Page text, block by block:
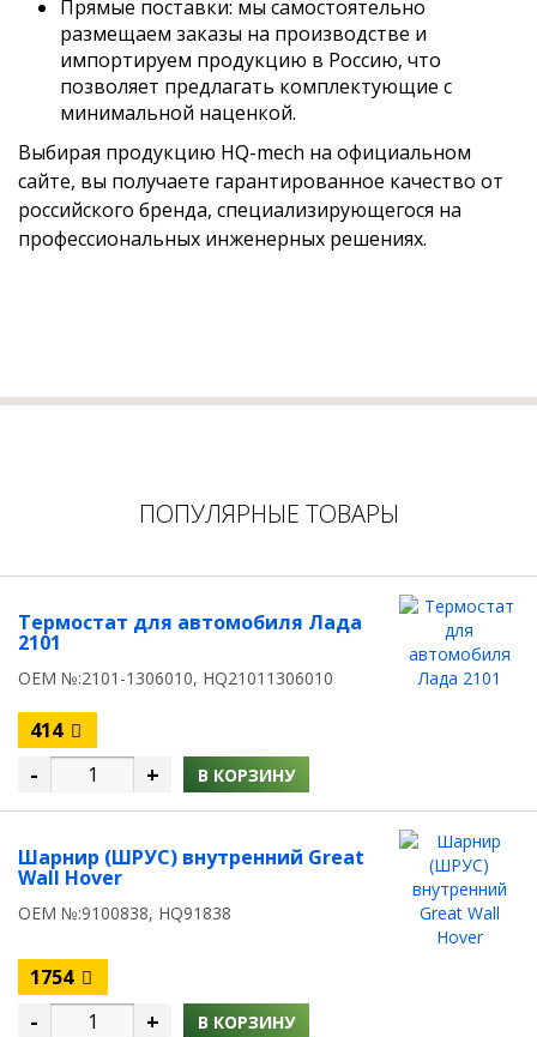
Прямые поставки: мы самостоятельно
размещаем заказы на производстве и
импортируем продукцию в Россию, что
позволяет предлагать комплектующие с
минимальной наценкой.
Выбирая продукцию HQ-mech на официальном
сайте, вы получаете гарантированное качество от
российского бренда, специализирующегося на
профессиональных инженерных решениях.
ПОПУЛЯРНЫЕ ТОВАРЫ
Термостат для автомобиля Лада
2101
OEM №:2101-1306010, HQ21011306010
414
- + В КОРЗИНУ
Шарнир (ШРУС) внутренний Great
Wall Hover
OEM №:9100838, HQ91838
1754
- + В КОРЗИНУ